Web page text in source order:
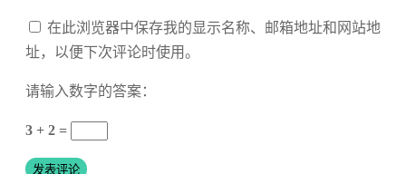
在此浏览器中保存我的显示名称、邮箱地址和网站地
址，以便下次评论时使用。
请输入数字的答案：
3 + 2 =